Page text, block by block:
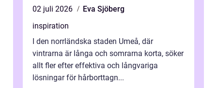
02 juli 2026
Eva Sjöberg
inspiration
I den norrländska staden Umeå, där
vintrarna är långa och somrarna korta, söker
allt fler efter effektiva och långvariga
lösningar för hårborttagn...